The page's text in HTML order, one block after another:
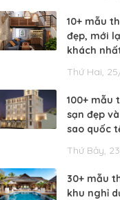
10+ mẫu
đẹp, mới
khách
Thứ Hai,
100+ mẫu
sạn đẹp
sao quốc
Thứ Bảy,
30+ mẫu
khu nghỉ